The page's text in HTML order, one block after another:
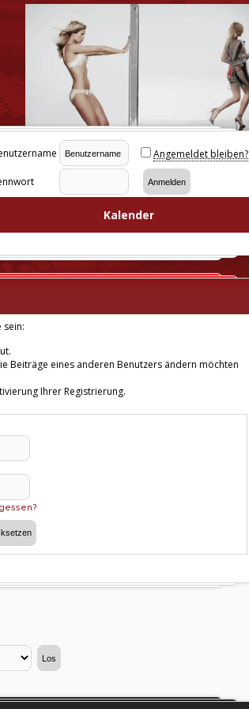
Angemeldet bleiben?
Kalender
sein:
Beiträge eines anderen Benutzers ändern möchten
Ihrer Registrierung.